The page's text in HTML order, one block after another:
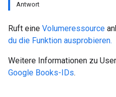
Antwort
Ruft eine Volumeressource
du die Funktion ausprobieren.
Weitere Informationen zu
Google Books-IDs.